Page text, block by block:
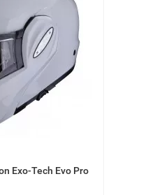
Exo-Tech Evo Pro